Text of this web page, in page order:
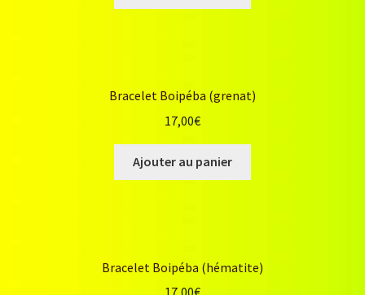
Bracelet Boipéba (grenat)
17,00€
Ajouter au panier
Bracelet Boipéba (hématite)